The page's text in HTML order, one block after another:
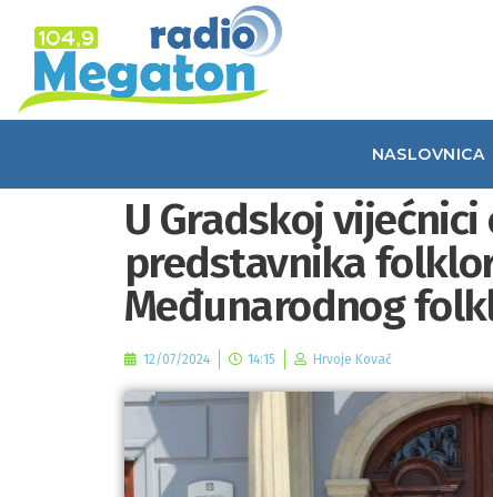
NASLOVNICA
U Gradskoj
predstavnika
Međunarodnog
12/07/2024 14:15 Hrvoje Kovač